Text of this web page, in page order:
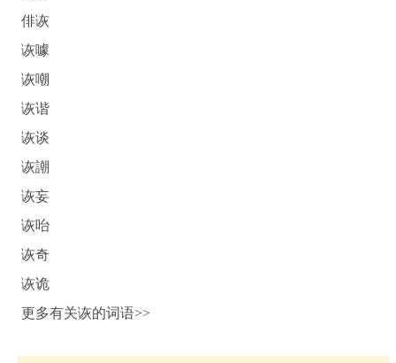
俳诙
诙噱
诙嘲
诙谐
诙谈
诙謿
诙妄
诙咍
诙奇
诙诡
更多有关诙的词语>>